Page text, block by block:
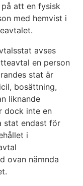
att en fysisk
med hemvist i
avses
en person
stat är
bosättning,
liknande
dock inte en
stat endast för
i
ovan nämnda